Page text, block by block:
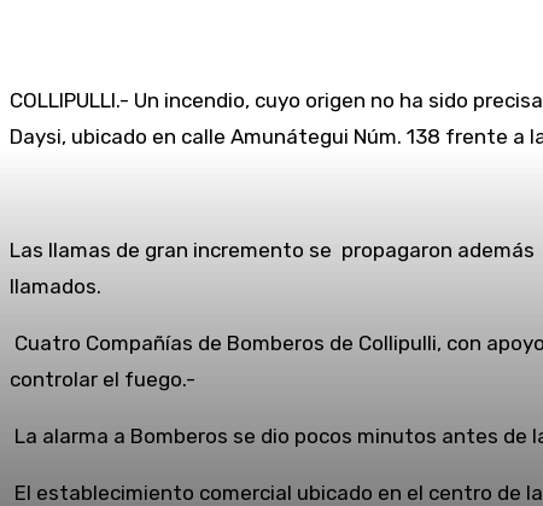
COLLIPULLI.- Un incendio, cuyo origen no ha sido
Daysi, ubicado en calle Amunátegui Núm. 138 frente a
Las llamas de gran incremento se propagaron
llamados.
Cuatro Compañías de Bomberos de Collipulli, con
controlar el fuego.-
La alarma a Bomberos se dio pocos minutos antes de
El establecimiento comercial ubicado en el centro de